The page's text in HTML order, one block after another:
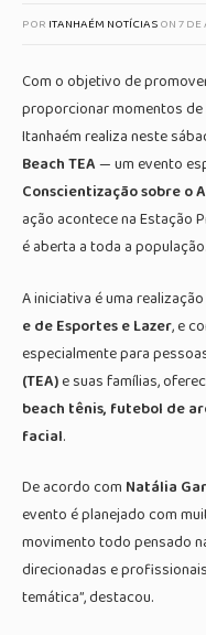
POR ITANHAÉM NOTÍCIASON7
Com o objetivo de
proporcionar momentos
Itanhaém realiza neste
Beach TEA— um evento
Conscientização sobre o
ação acontece na Estação
é aberta a toda a população.
A iniciativa é uma
e de Esportes e Lazer, e
especialmente para
(TEA)e suas famílias,
beach tênis, futebol de
facial.
De acordo com Natália
evento é planejado com
movimento todo pensado
direcionadas e
temática”, destacou.